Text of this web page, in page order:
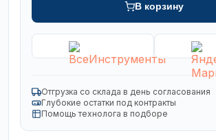
В корзину
Отгрузка со склада в день согласования
Глубокие остатки под контракты
Помощь технолога в подборе